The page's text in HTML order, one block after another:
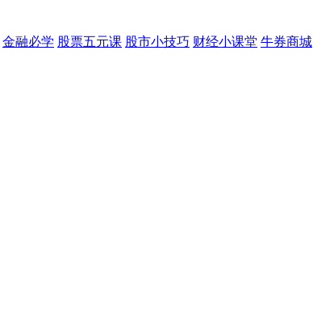
金融必学 股票五元课 股市小技巧 财经小课堂 牛券商城